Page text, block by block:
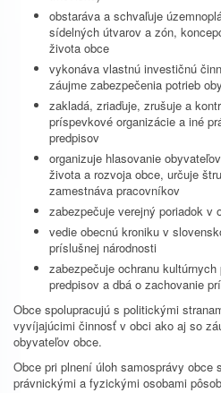
obstaráva a schvaľuje
sídelných útvarov a zón,
života obce
vykonáva vlastnú investičnú
záujme zabezpečenia potrieb
zakladá, zriaďuje, zrušuje a
príspevkové organizácie a iné
predpisov
organizuje hlasovanie
života a rozvoja obce, určuje
zamestnáva pracovníkov
zabezpečuje verejný poriadok v
vedie obecnú kroniku v
príslušnej národnosti
zabezpečuje ochranu
predpisov a dbá o zachovanie
Obce spolupracujú s politickými
vyvíjajúcimi činnosť v obci ako aj so
obyvateľov obce.
Obce pri plnení úloh samosprávy obce
právnickými a fyzickými osobami